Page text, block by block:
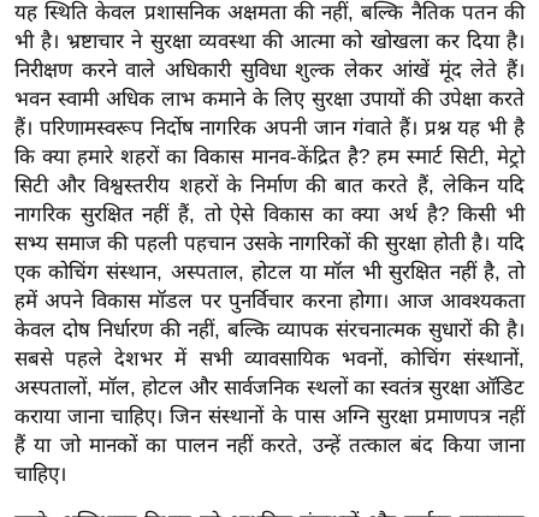
हॉ
ली
वु
ड
फि
ल्म
स
मी
क्षा
B
r
e
a
k
i
यह स्थिति केवल प्रशासनिक अक्षमता की नहीं, बल्कि नैतिक पतन की
भी है। भ्रष्टाचार ने सुरक्षा व्यवस्था की आत्मा को खोखला कर दिया है।
निरीक्षण करने वाले अधिकारी सुविधा शुल्क लेकर आंखें मूंद लेते हैं।
भवन स्वामी अधिक लाभ कमाने के लिए सुरक्षा उपायों की उपेक्षा करते
हैं। परिणामस्वरूप निर्दोष नागरिक अपनी जान गंवाते हैं। प्रश्न यह भी है
कि क्या हमारे शहरों का विकास मानव-केंद्रित है? हम स्मार्ट सिटी, मेट्रो
सिटी और विश्वस्तरीय शहरों के निर्माण की बात करते हैं, लेकिन यदि
नागरिक सुरक्षित नहीं हैं, तो ऐसे विकास का क्या अर्थ है? किसी भी
सभ्य समाज की पहली पहचान उसके नागरिकों की सुरक्षा होती है। यदि
एक कोचिंग संस्थान, अस्पताल, होटल या मॉल भी सुरक्षित नहीं है, तो
हमें अपने विकास मॉडल पर पुनर्विचार करना होगा। आज आवश्यकता
केवल दोष निर्धारण की नहीं, बल्कि व्यापक संरचनात्मक सुधारों की है।
सबसे पहले देशभर में सभी व्यावसायिक भवनों, कोचिंग संस्थानों,
अस्पतालों, मॉल, होटल और सार्वजनिक स्थलों का स्वतंत्र सुरक्षा ऑडिट
कराया जाना चाहिए। जिन संस्थानों के पास अग्नि सुरक्षा प्रमाणपत्र नहीं
हैं या जो मानकों का पालन नहीं करते, उन्हें तत्काल बंद किया जाना
चाहिए।